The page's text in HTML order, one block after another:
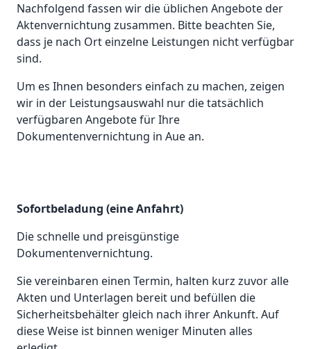
Nachfolgend fassen wir die üblichen Angebote der
Aktenvernichtung zusammen. Bitte beachten Sie,
dass je nach Ort einzelne Leistungen nicht verfügbar
sind.
Um es Ihnen besonders einfach zu machen, zeigen
wir in der Leistungsauswahl nur die tatsächlich
verfügbaren Angebote für Ihre
Dokumentenvernichtung in Aue an.
Sofortbeladung (eine Anfahrt)
Die schnelle und preisgünstige
Dokumentenvernichtung.
Sie vereinbaren einen Termin, halten kurz zuvor alle
Akten und Unterlagen bereit und befüllen die
Sicherheitsbehälter gleich nach ihrer Ankunft. Auf
diese Weise ist binnen weniger Minuten alles